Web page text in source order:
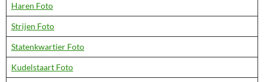
Haren Foto
Strijen Foto
Statenkwartier Foto
Kudelstaart Foto